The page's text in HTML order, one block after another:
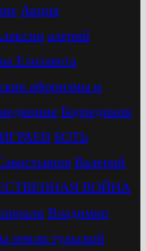
Акция
алерий
Елизавета
афоризмы и
Бодрединов
БОТЬ
Валерий
ВОЙНА
Владимир
земли тульской